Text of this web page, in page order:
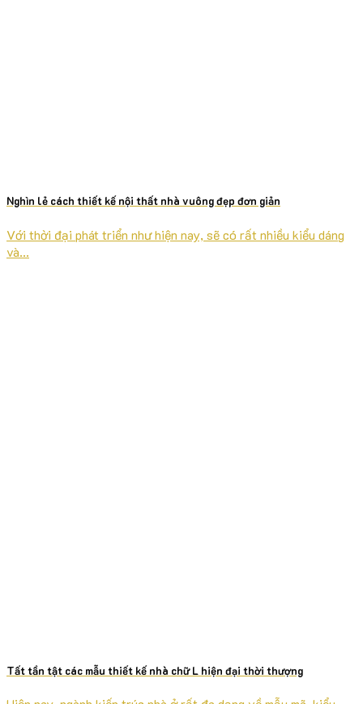
Nghìn lẻ cách thiết kế nội thất nhà vuông đẹp đơn giản
Với thời đại phát triển như hiện nay, sẽ có rất nhiều kiểu dáng
và...
Tất tần tật các mẫu thiết kế nhà chữ L hiện đại thời thượng